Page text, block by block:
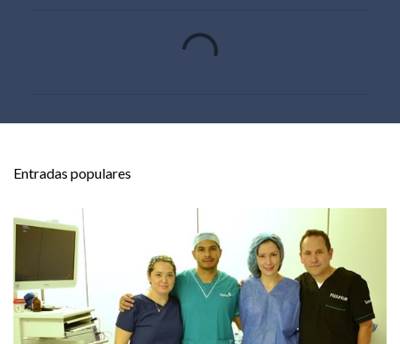
s
Entradas populares